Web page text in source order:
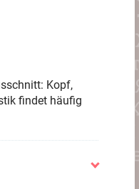
Kopf,
findet häufig